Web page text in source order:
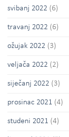
svibanj 2022 (6)
travanj 2022 (6)
ožujak 2022 (3)
veljača 2022 (2)
siječanj 2022 (3)
prosinac 2021 (4)
studeni 2021 (4)